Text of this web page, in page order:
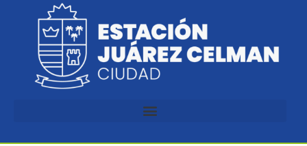
Etiqueta:artesanos
Se viene la reapertura y
cambio de temporada en la